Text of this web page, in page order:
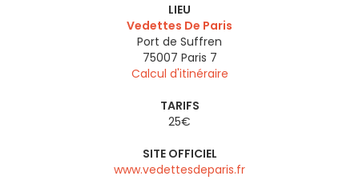
LIEU
Vedettes De Paris
Port de Suffren
75007 Paris 7
Calcul d'itinéraire
TARIFS
25€
SITE OFFICIEL
www.vedettesdeparis.fr